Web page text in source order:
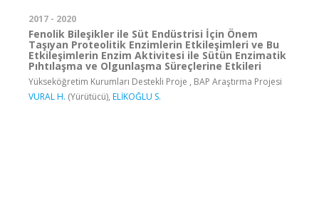
2017 - 2020
Fenolik Bileşikler ile Süt Endüstrisi İçin Önem
Taşıyan Proteolitik Enzimlerin Etkileşimleri ve Bu
Etkileşimlerin Enzim Aktivitesi ile Sütün Enzimatik
Pıhtılaşma ve Olgunlaşma Süreçlerine Etkileri
Yükseköğretim Kurumları Destekli Proje , BAP Araştırma Projesi
VURAL H. (Yürütücü), ELİKOĞLU S.